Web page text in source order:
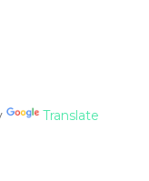
Translate